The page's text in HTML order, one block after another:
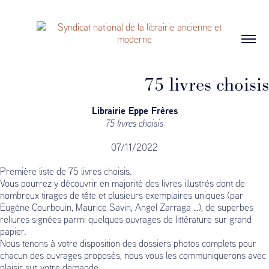
75 livres choisis
Librairie Eppe Frères
75 livres choisis
07/11/2022
Première liste de 75 livres choisis.
Vous pourrez y découvrir en majorité des livres illustrés dont de
nombreux tirages de tête et plusieurs exemplaires uniques (par
Eugène Courbouin, Maurice Savin, Angel Zarraga …), de superbes
reliures signées parmi quelques ouvrages de littérature sur grand
papier.
Nous tenons à votre disposition des dossiers photos complets pour
chacun des ouvrages proposés, nous vous les communiquerons avec